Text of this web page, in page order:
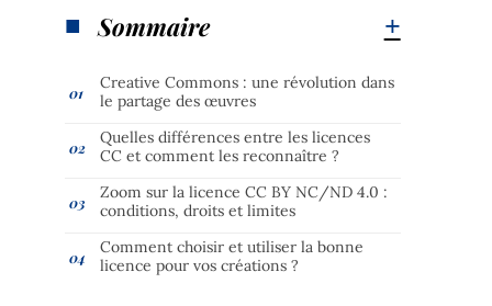
Sommaire
Creative Commons : une révolution dans
le partage des œuvres
Quelles différences entre les licences
CC et comment les reconnaître ?
Zoom sur la licence CC BY NC/ND 4.0 :
conditions, droits et limites
Comment choisir et utiliser la bonne
licence pour vos créations ?